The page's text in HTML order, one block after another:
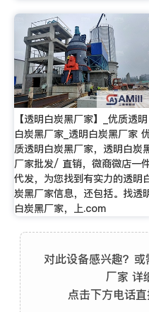
【透明白炭黑厂家】_优质透明
白炭黑厂家_透明白炭黑厂家
质透明白炭黑厂家，透明白炭
厂家批发/ 直销，微商微店一
代发，为您找到有实力的透明
炭黑厂家信息，还包括。找透
白炭黑厂家，上.com
对此设备感兴趣？
厂家 详
点击下方电话直